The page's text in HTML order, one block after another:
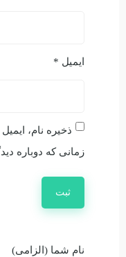
ایمیل *
ذخیره نام،
زمانی که دوباره
نام شما (الزامی)